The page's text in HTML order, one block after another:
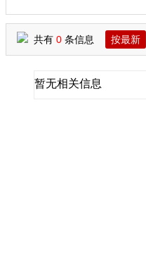
共有 0 条信息 按最新
暂无相关信息